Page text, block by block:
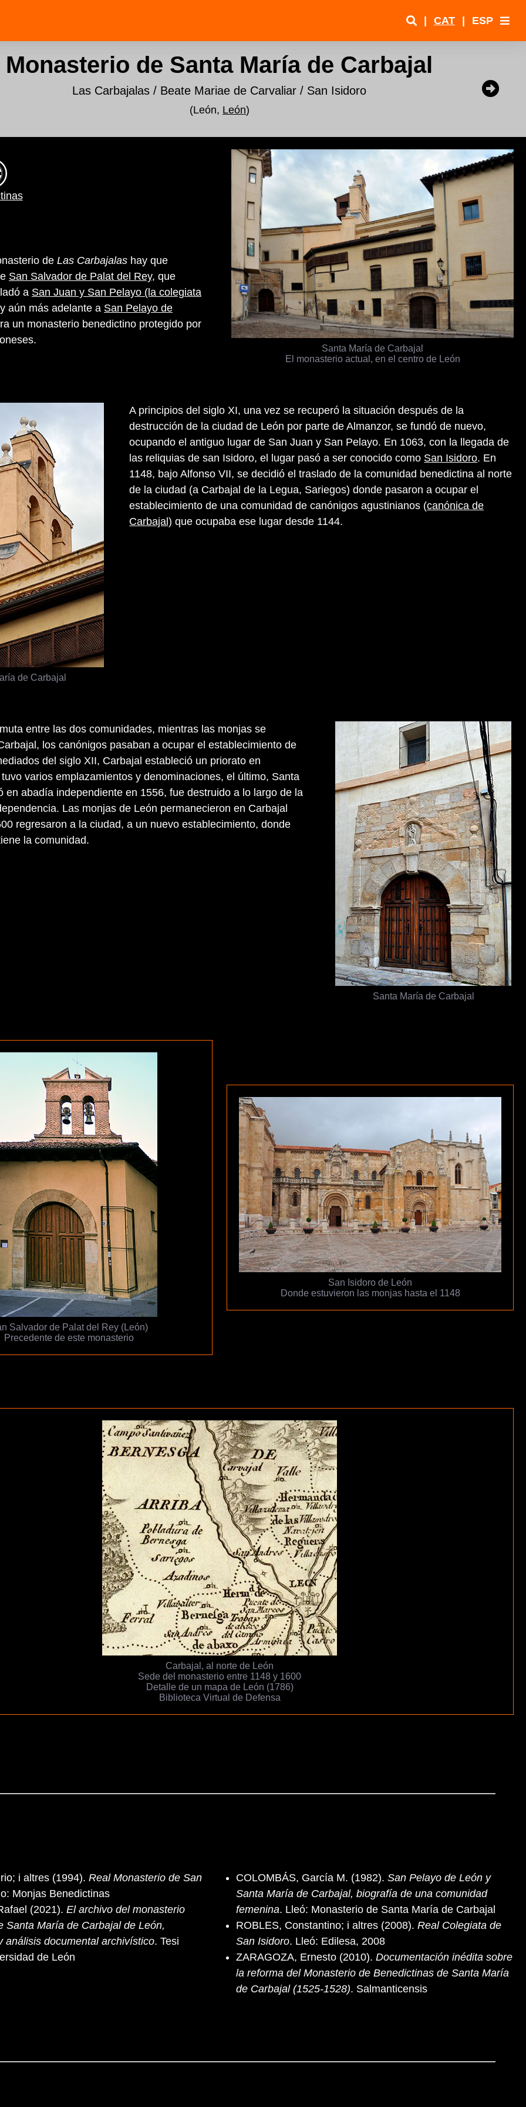
| CAT | ESP
Monasterio de Santa María de Carbajal
Las Carbajalas / Beate Mariae de Carvaliar / San Isidoro
(León, León)
Santa María de Carbajal
El monasterio actual, en el centro de León
de Las Carbajalas hay que
San Salvador de Palat del Rey, que
a San Juan y San Pelayo (la colegiata
aún más adelante a San Pelayo de
un monasterio benedictino protegido por
de Carbajal
A principios del siglo XI, una vez se recuperó la situación después de la
destrucción de la ciudad de León por parte de Almanzor, se fundó de nuevo,
ocupando el antiguo lugar de San Juan y San Pelayo. En 1063, con la llegada de
las reliquias de san Isidoro, el lugar pasó a ser conocido como San Isidoro. En
1148, bajo Alfonso VII, se decidió el traslado de la comunidad benedictina al norte
de la ciudad (a Carbajal de la Legua, Sariegos) donde pasaron a ocupar el
establecimiento de una comunidad de canónigos agustinianos (canónica de
Carbajal) que ocupaba ese lugar desde 1144.
entre las dos comunidades, mientras las monjas se
los canónigos pasaban a ocupar el establecimiento de
del siglo XII, Carbajal estableció un priorato en
varios emplazamientos y denominaciones, el último, Santa
en abadía independiente en 1556, fue destruido a lo largo de la
Las monjas de León permanecieron en Carbajal
regresaron a la ciudad, a un nuevo establecimiento, donde
la comunidad.
Santa María de Carbajal
Salvador de Palat del Rey (León)
Precedente de este monasterio
San Isidoro de León
Donde estuvieron las monjas hasta el 1148
Carbajal, al norte de León
Sede del monasterio entre 1148 y 1600
Detalle de un mapa de León (1786)
Biblioteca Virtual de Defensa
i altres (1994). Real Monasterio de San
Monjas Benedictinas
(2021). El archivo del monasterio
Santa María de Carbajal de León,
análisis documental archivístico. Tesi
de León
COLOMBÁS, García M. (1982). San Pelayo de León y
Santa María de Carbajal, biografía de una comunidad
femenina. Lleó: Monasterio de Santa María de Carbajal
ROBLES, Constantino; i altres (2008). Real Colegiata de
San Isidoro. Lleó: Edilesa, 2008
ZARAGOZA, Ernesto (2010). Documentación inédita sobre
la reforma del Monasterio de Benedictinas de Santa María
de Carbajal (1525-1528). Salmanticensis